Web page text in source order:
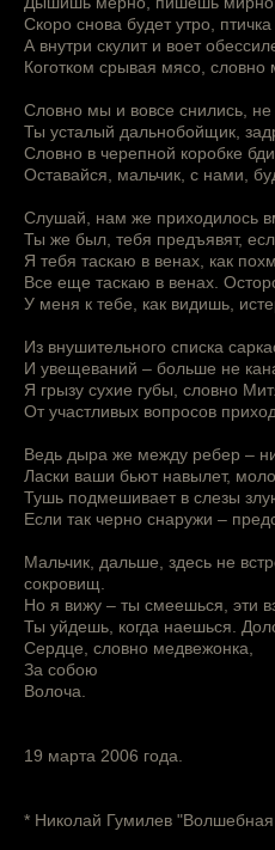
Скоро снова будет утро,
А внутри скулит и воет
Коготком срывая мясо, словно
Словно мы и вовсе снились,
Ты усталый дальнобойщик,
Словно в черепной коробке
Оставайся, мальчик, с нами,
Слушай, нам же приходилось
Ты же был, тебя предъявят,
Я тебя таскаю в венах, как
Все еще таскаю в венах.
У меня к тебе, как видишь,
Из внушительного списка
И увещеваний – больше не
Я грызу сухие губы, словно
От участливых вопросов
Ведь дыра же между ребер –
Ласки ваши бьют навылет,
Тушь подмешивает в слезы
Если так черно снаружи –
Мальчик, дальше, здесь не
сокровищ.
Но я вижу – ты смеешься, эти
Ты уйдешь, когда наешься.
Сердце, словно медвежонка,
За собою
Волоча.
19 марта 2006 года.
* Николай Гумилев "Волшебная